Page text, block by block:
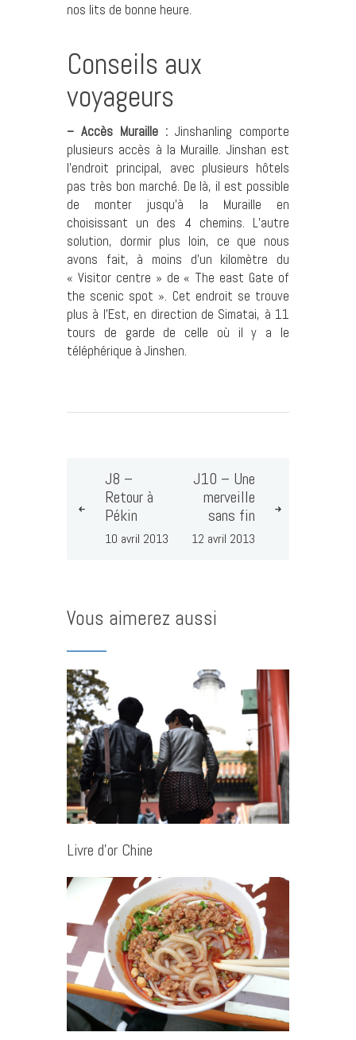
nos lits de bonne heure.
Conseils aux
voyageurs
– Accès Muraille : Jinshanling comporte
plusieurs accès à la Muraille. Jinshan est
l’endroit principal, avec plusieurs hôtels
pas très bon marché. De là, il est possible
de monter jusqu’à la Muraille en
choisissant un des 4 chemins. L’autre
solution, dormir plus loin, ce que nous
avons fait, à moins d’un kilomètre du
« Visitor centre » de « The east Gate of
the scenic spot ». Cet endroit se trouve
plus à l’Est, en direction de Simatai, à 11
tours de garde de celle où il y a le
téléphérique à Jinshen.
J8 –
Retour à
Pékin
10 avril 2013
J10 – Une
merveille
sans fin
12 avril 2013
Vous aimerez aussi
Livre d’or Chine